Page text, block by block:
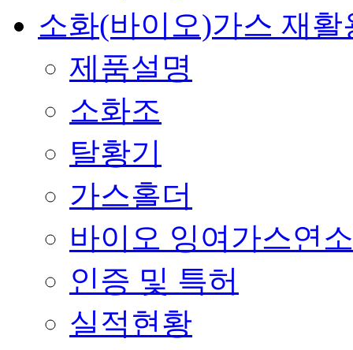
소화(바이오)가스 재활
제품설명
소화조
탈황기
가스홀더
바이오 잉여가스연
인증 및 특허
실적현황